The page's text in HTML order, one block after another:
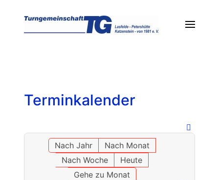
Terminkalender
Nach Jahr
Nach Monat
Nach Woche
Heute
Gehe zu Monat